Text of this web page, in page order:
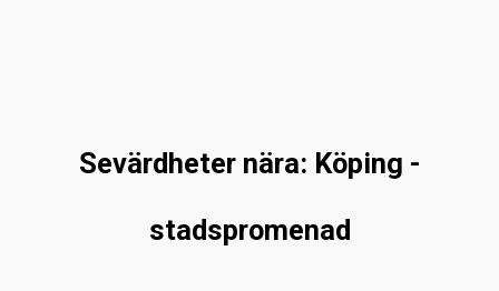
Sevärdheter nära: Köping -
stadspromenad